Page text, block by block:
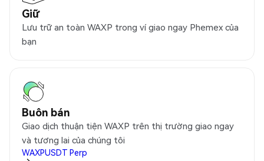
Giữ
Lưu trữ an toàn WAXP trong ví giao ngay Phemex của
bạn
Buôn bán
Giao dịch thuận tiện WAXP trên thị trường giao ngay
và tương lai của chúng tôi
WAXPUSDT Perp